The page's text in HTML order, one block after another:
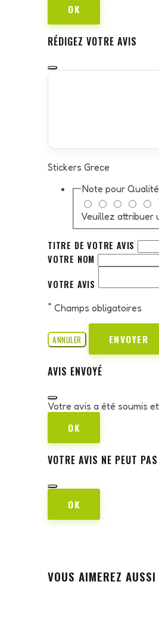
OK
RÉDIGEZ VOTRE AVIS
Stickers Grece
Note pour Qualité
Veuillez attribuer
TITRE DE VOTRE AVIS
VOTRE NOM
VOTRE AVIS
* Champs obligatoires
ANNULER ENVOYER
AVIS ENVOYÉ
Votre avis a été soumis
OK
VOTRE AVIS NE PEUT PAS
OK
VOUS AIMEREZ